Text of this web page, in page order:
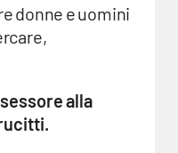
donne e uomini
alla